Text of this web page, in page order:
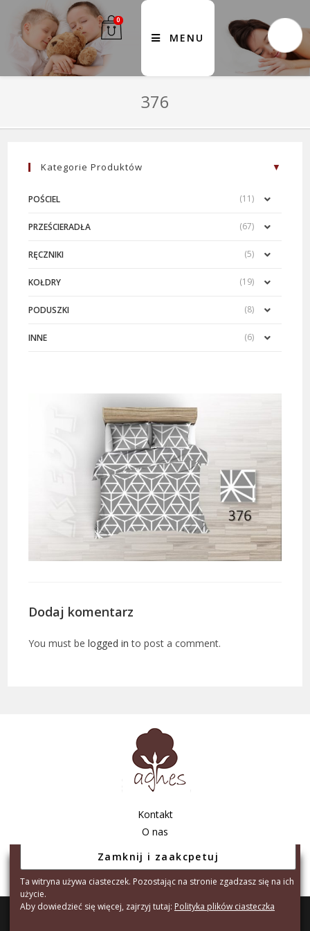
0
MENU
376
Dodaj komentarz
You must belogged in to post a comment.
Kategorie Produktów
POŚCIEL (11)
PRZEŚCIERADŁA (67)
RĘCZNIKI (5)
KOŁDRY (19)
PODUSZKI (8)
INNE (6)
Kontakt
O nas
Polityka prywatności
Ta witryna używa ciasteczek. Pozostając na stronie zgadzasz się na ich
użycie.
Aby dowiedzieć się więcej, zajrzyj tutaj: Polityka plików ciasteczka